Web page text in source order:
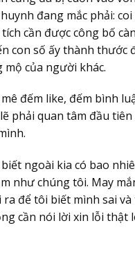
đang mắc phải:
cần được công bố
con số ấy thành thước
của người khác.
đếm like, đếm bình
phải quan tâm đầu tiên
ngoài kia có bao
như chúng tôi. May
ra để tôi biết mình sai và
cần nói lời xin lỗi thật